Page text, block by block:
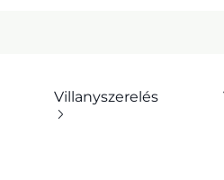
Villanyszerelés